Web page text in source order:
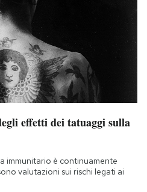
effetti dei tatuaggi sulla
immunitario è continuamente
valutazioni sui rischi legati ai